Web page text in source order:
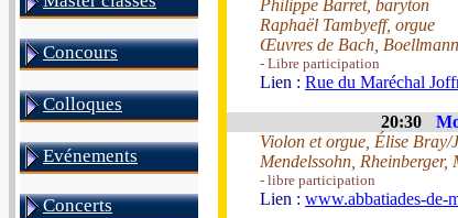
Concours
Colloques
Evénements
Concerts
Philippe Barret, baryton
Raphaël Tambyeff, orgue
Œuvres de Bach,
- Libre participation
Lien : Rue du Maréchal
20:30
Violon et orgue, Élise Bray/
Mendelssohn, Rheinberger,
- libre participation
Lien : www.abbatiades-de-